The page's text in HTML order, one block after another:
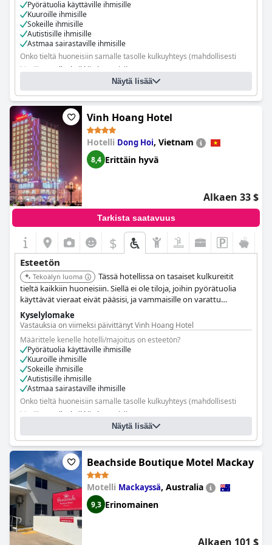
Pyörätuolia käyttäville ihmisille
Kuuroille ihmisille
Sokeille ihmisille
Autistisille ihmisille
Astmaa sairastaville ihmisille
Onko tieltä huoneisiin samalle tasolle kulkuyhteys (mahdollisesti
hissillä)? Kyllä, kaikkiin huoneisiin
Täsmennä: ramps to enter hotel, plus easy access to all rooms
Onko tiloja, joihin pyörätuolia käyttävät vieraat eivät pääse? Kyllä
Täsmennä: The SPA on the 3rd floor requires access via staircase.
However our therapists are able to provide treatment in own room
Näytä lisää
Vinh Hoang Hotel
Hotelli Dong Hoi, Vietnam
8,4 Erittäin hyvä
Alkaen 33 $
Tarkista saatavuus
$
Esteetön
Tekoälyn luoma
Tässä hotellissa on tasaiset kulkureitit
tieltä kaikkiin huoneisiin. Siellä ei ole tiloja, joihin pyörätuolia
käyttävät vieraat eivät pääsisi, ja vammaisille on varattu
pysäköintipaikkoja.
Kyselylomake
Vastauksia on viimeksi päivittänyt Vinh Hoang Hotel
Määrittele kenelle hotelli/majoitus on esteetön?
Pyörätuolia käyttäville ihmisille
Kuuroille ihmisille
Sokeille ihmisille
Autistisille ihmisille
Astmaa sairastaville ihmisille
Onko tieltä huoneisiin samalle tasolle kulkuyhteys (mahdollisesti
hissillä)? Kyllä, kaikkiin huoneisiin
Onko tiloja, joihin pyörätuolia käyttävät vieraat eivät pääse?
Näytä lisää
Beachside Boutique Motel Mackay
Motelli Mackayssä, Australia
9,3 Erinomainen
Alkaen 101 $